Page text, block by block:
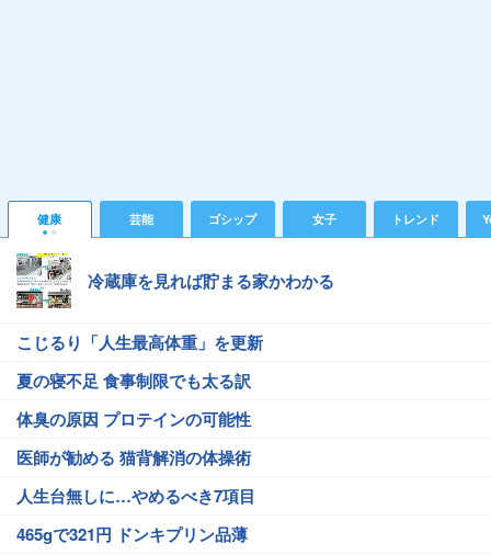
健康 芸能 ゴシップ 女子 トレンド
冷蔵庫を見れば貯まる家かわかる
こじるり「人生最高体重」を更新
夏の寝不足 食事制限でも太る訳
体臭の原因 プロテインの可能性
医師が勧める 猫背解消の体操術
人生台無しに…やめるべき7項目
465gで321円 ドンキプリン品薄